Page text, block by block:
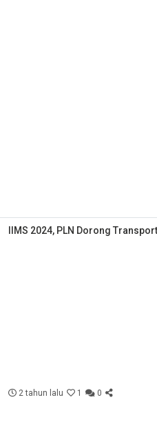
IIMS 2024, PLN Dorong
2 tahun lalu 1 0